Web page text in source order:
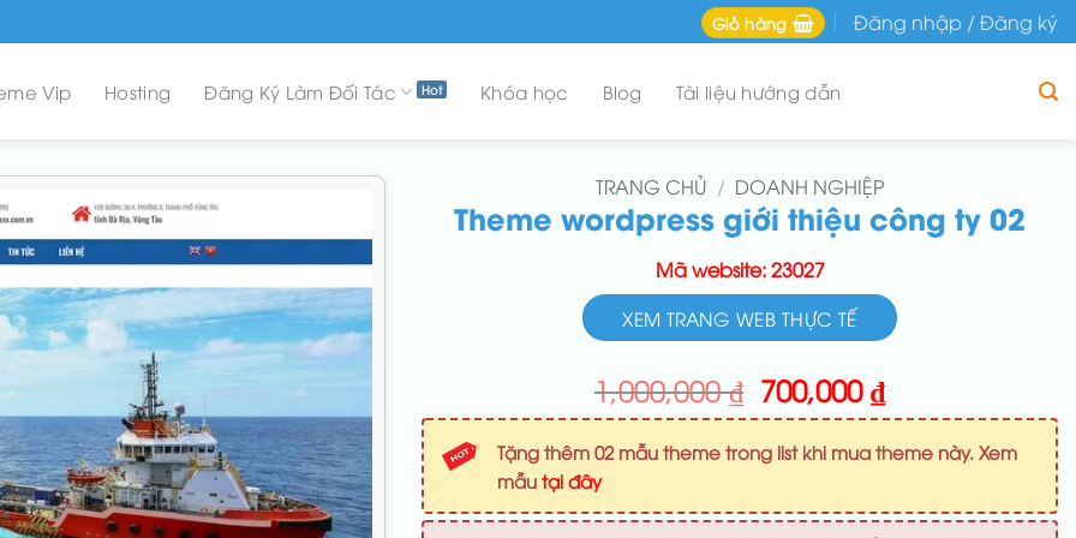
Giỏ hàng Đăng nhập / Đăng ký
Vip Hosting Đăng Ký Làm Đối Tác Khóa học Blog Tài liệu hướng dẫn
TRANG CHỦ / DOANH NGHIỆP
Theme wordpress giới thiệu công ty 02
Mã website: 23027
XEM TRANG WEB THỰC TẾ
1,000,000₫ Giá
gốc
là:
1,000,000 ₫.
700,000₫Giá
hiện
tại
là:
700,000 ₫.
Tặng thêm 02 mẫu theme trong list khi mua theme này. Xem
mẫu tại đây